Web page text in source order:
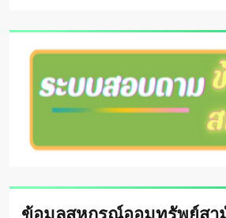
ข้อมูลสหกรณ์ออมทรัพย์ส